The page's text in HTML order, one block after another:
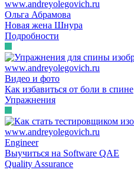
Ольга Абрамова
Новая жена Шнура
Подробности
Видео и фото
Как избавиться от боли в спине
Упражнения
Engineer
Выучиться на Software QAE
Quality Assurance